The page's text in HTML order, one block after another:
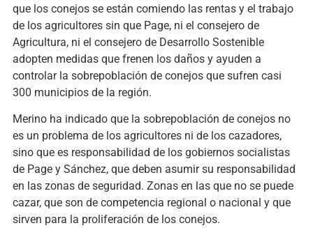
que los conejos se están comiendo las rentas y el trabajo
de los agricultores sin que Page, ni el consejero de
Agricultura, ni el consejero de Desarrollo Sostenible
adopten medidas que frenen los daños y ayuden a
controlar la sobrepoblación de conejos que sufren casi
300 municipios de la región.
Merino ha indicado que la sobrepoblación de conejos no
es un problema de los agricultores ni de los cazadores,
sino que es responsabilidad de los gobiernos socialistas
de Page y Sánchez, que deben asumir su responsabilidad
en las zonas de seguridad. Zonas en las que no se puede
cazar, que son de competencia regional o nacional y que
sirven para la proliferación de los conejos.